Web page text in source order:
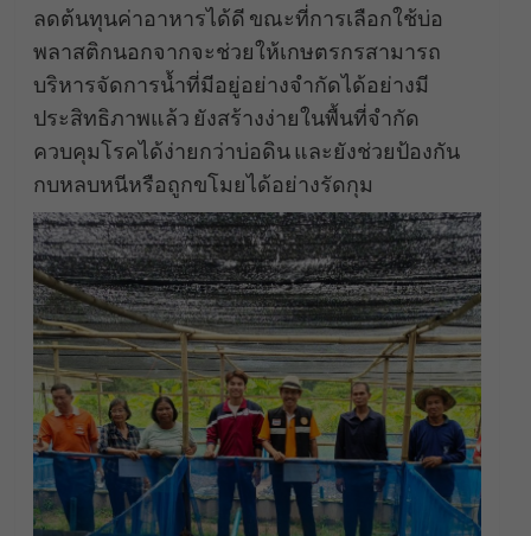
ลดต้นทุนค่าอาหารได้ดี ขณะที่การเลือกใช้บ่อ
พลาสติกนอกจากจะช่วยให้เกษตรกรสามารถ
บริหารจัดการน้ำที่มีอยู่อย่างจำกัดได้อย่างมี
ประสิทธิภาพแล้ว ยังสร้างง่ายในพื้นที่จำกัด
ควบคุมโรคได้ง่ายกว่าบ่อดิน และยังช่วยป้องกัน
กบหลบหนีหรือถูกขโมยได้อย่างรัดกุม